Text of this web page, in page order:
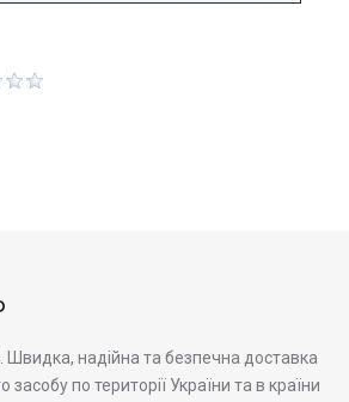
Швидка, надійна та безпечна доставка
по території України та в країни